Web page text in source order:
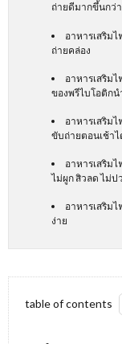
ถ่ายดีมากขึ้นกว่
อาหารเสริม
ถ่ายคล่อง
อาหารเสริม
ของพรีไบโอติกน
อาหารเสริม
ขับถ่ายตอนเช้าไ
อาหารเสริม
ไม่ผูก สิวลด ไม่
อาหารเสริม
ง่าย
table of contents